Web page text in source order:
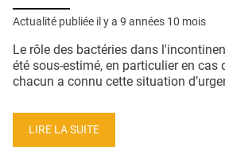
QUI SOMMES-NOUS ?
CONDITIONS GÉNÉRALES
Actualité publiée il y a 9 années 10 mois
Le rôle des bactéries dans
été sous-estimé, en particulier en cas
chacun a connu cette situation
LIRE LA SUITE